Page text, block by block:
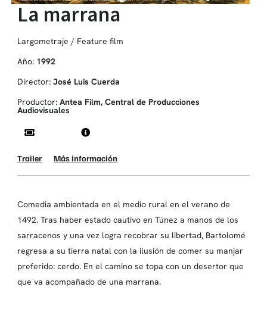
La marrana
Largometraje / Feature film
Año: 1992
Director: José Luis Cuerda
Productor: Antea Film, Central de Producciones
Audiovisuales
Trailer Más información
Comedia ambientada en el medio rural en el verano de
1492. Tras haber estado cautivo en Túnez a manos de los
sarracenos y una vez logra recobrar su libertad, Bartolomé
regresa a su tierra natal con la ilusión de comer su manjar
preferido: cerdo. En el camino se topa con un desertor que
que va acompañado de una marrana.